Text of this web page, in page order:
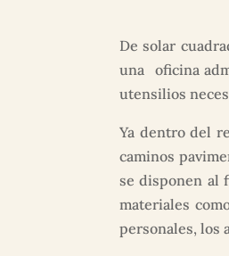
De solar
una oficina
utensilios
Ya dentro del
caminos
se disponen al
materiales
personales, los